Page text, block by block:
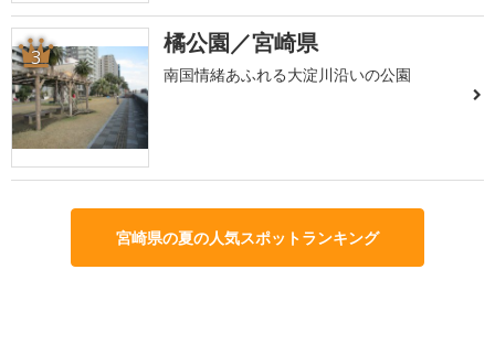
3 橘公園／宮崎県
南国情緒あふれる大淀川沿いの公園
宮崎県の夏の人気スポットランキング